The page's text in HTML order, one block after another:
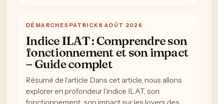
DÉMARCHES PATRICK 8 AOÛT 2026
Indice ILAT : Comprendre son
fonctionnement et son impact
– Guide complet
Résumé de l’article Dans cet article, nous allons
explorer en profondeur l’indice ILAT, son